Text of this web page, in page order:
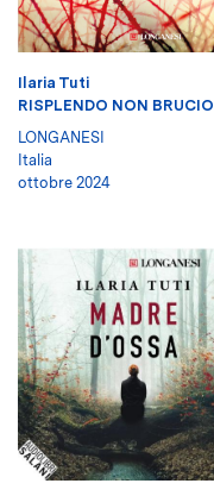
Ilaria Tuti
RISPLENDO NON BRUCIO
LONGANESI
Italia
ottobre 2024